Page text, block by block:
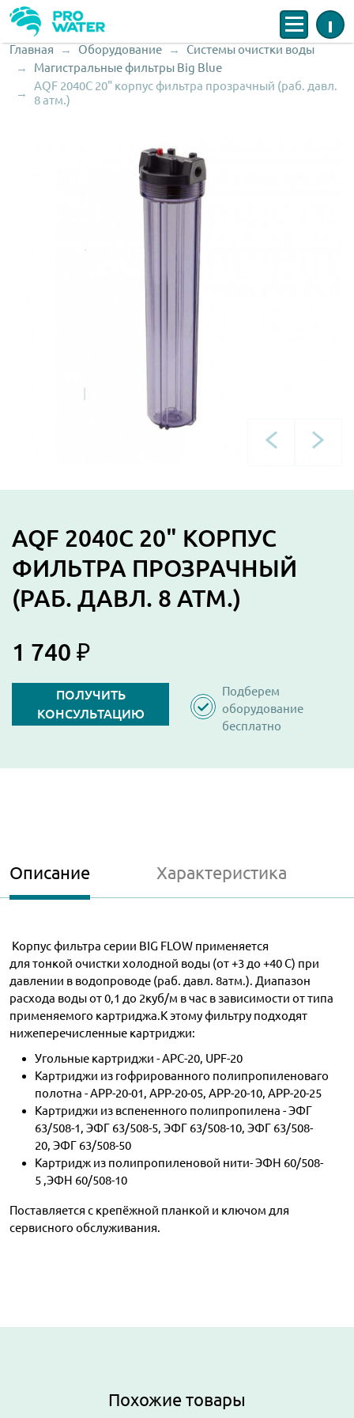
Меню Инфо
Строка навигации
Главная Оборудование
Системы очистки воды
Магистральные фильтры Big Blue
AQF 2040C 20" корпус фильтра прозрачный (раб. давл.
8 атм.)
AQF 2040C 20" КОРПУС
ФИЛЬТРА ПРОЗРАЧНЫЙ
(РАБ. ДАВЛ. 8 АТМ.)
1 740 ₽
ПОЛУЧИТЬ
КОНСУЛЬТАЦИЮ
Подберем
оборудование
бесплатно
Описание Характеристика
Корпус фильтра серии BIG FLOW применяется
для тонкой очистки холодной воды (от +3 до +40 С) при
давлении в водопроводе (раб. давл. 8атм.). Диапазон
расхода воды от 0,1 до 2куб/м в час в зависимости от типа
применяемого картриджа.К этому фильтру подходят
нижеперечисленные картриджи:
Угольные картриджи - APC-20, UPF-20
Картриджи из гофрированного полипропиленоваго
полотна - APP-20-01, APP-20-05, APP-20-10, APP-20-25
Картриджи из вспененного полипропилена - ЭФГ
63/508-1, ЭФГ 63/508-5, ЭФГ 63/508-10, ЭФГ 63/508-
20, ЭФГ 63/508-50
Картридж из полипропиленовой нити- ЭФН 60/508-
5 ,ЭФН 60/508-10
Поставляется с крепёжной планкой и ключом для
сервисного обслуживания.
Похожие товары